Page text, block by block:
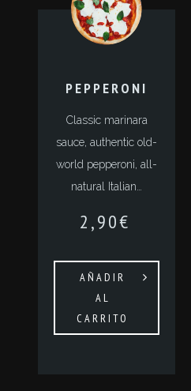
PEPPERONI
Classic marinara
sauce, authentic old-
world pepperoni, all-
natural Italian…
2,90€
AÑADIR
AL
CARRITO